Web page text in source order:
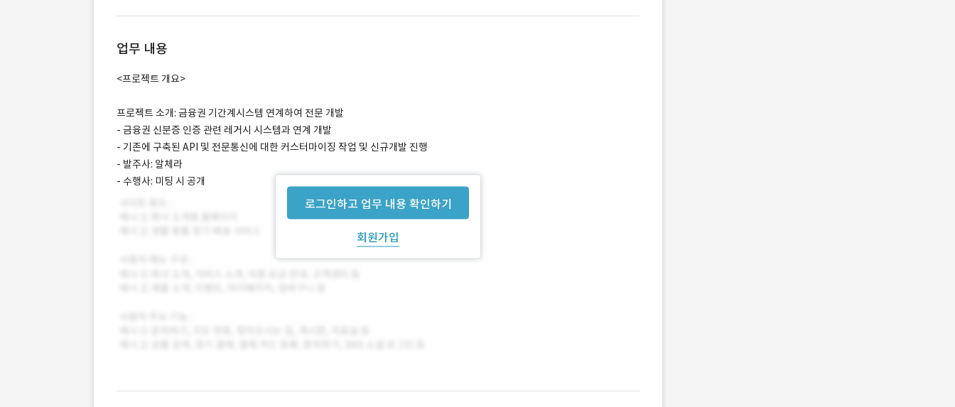
업무 내용
로그인하고 업무 내용 확인하기
회원가입
<프로젝트 개요>
프로젝트 소개: 금융권 기간계시스템 연계하여 전문 개발
- 금융권 신분증 인증 관련 레거시 시스템과 연계 개발
- 기존에 구축된 API 및 전문통신에 대한 커스터마이징 작업 및 신규개발 진행
- 발주사: 알체라
- 수행사: 미팅 시 공개